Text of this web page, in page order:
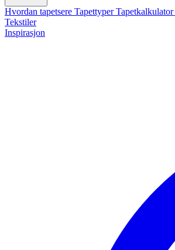
Hvordan tapetsere TapettyperTapetkalkulator
Tekstiler
Inspirasjon